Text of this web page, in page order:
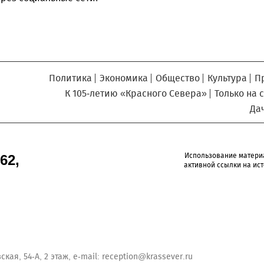
Политика Экономика Общество Культура
К 105-летию «Красного Севера»
Только на
Использование
активной ссылки на
54-А, 2 этаж, e-mail: reception@krassever.ru